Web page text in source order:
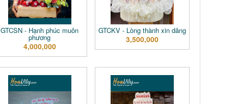
GTCSN - Hạnh phúc muôn
phương
4,000,000
GTCKV - Lòng thành xin dâng
3,500,000